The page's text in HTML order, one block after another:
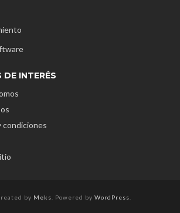
DE INTERÉS
condiciones
by Meks . Powered by WordPress